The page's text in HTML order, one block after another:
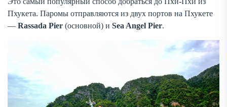
Пхукета. Паромы отправляются из двух портов на Пхукете
— Rassada Pier (основной) и Sea Angel Pier.